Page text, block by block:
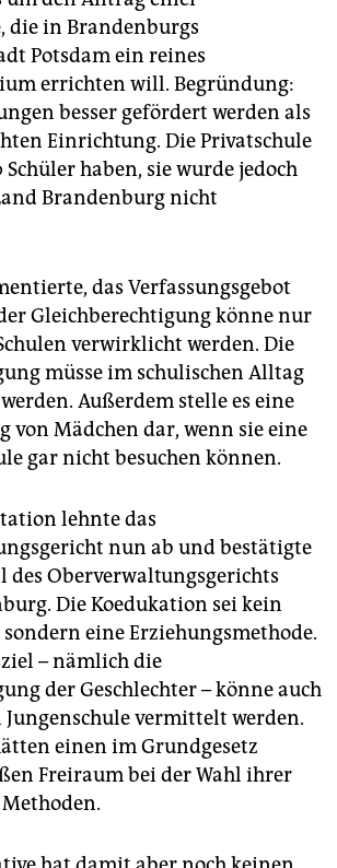
in Brandenburgs
Potsdam ein reines
errichten will. Begründung:
besser gefördert werden als
Einrichtung. Die Privatschule
haben, sie wurde jedoch
Brandenburg nicht
das Verfassungsgebot
Gleichberechtigung könne nur
verwirklicht werden. Die
müsse im schulischen Alltag
Außerdem stelle es eine
von Mädchen dar, wenn sie eine
gar nicht besuchen können.
lehnte das
nun ab und bestätigte
Oberverwaltungsgerichts
Die Koedukation sei kein
eine Erziehungsmethode.
– nämlich die
der Geschlechter – könne auch
vermittelt werden.
einen im Grundgesetz
Freiraum bei der Wahl ihrer